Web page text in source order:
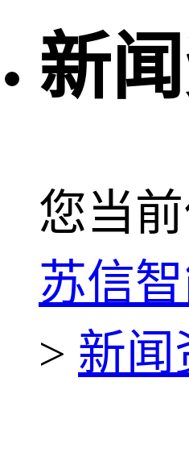
新
您当前
苏信
> 新闻